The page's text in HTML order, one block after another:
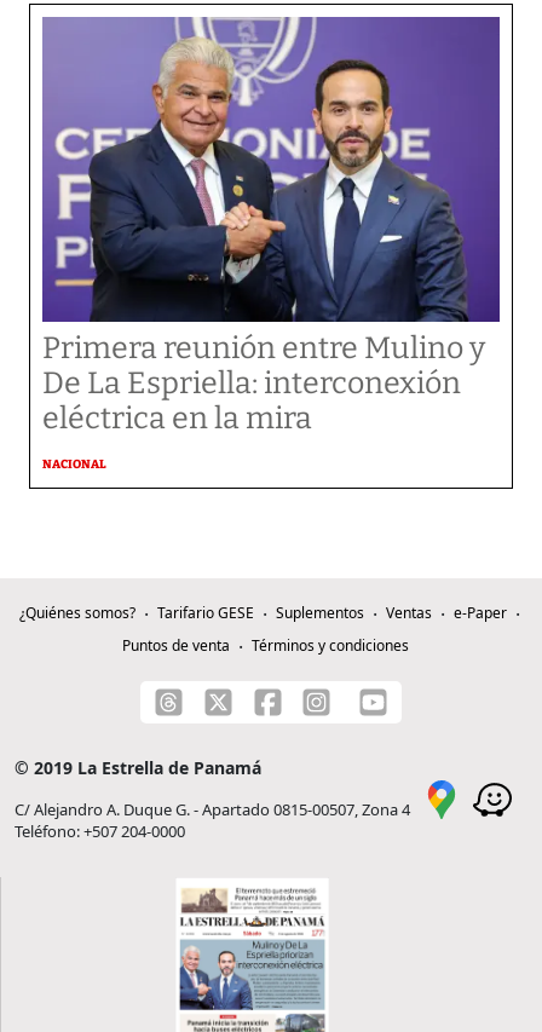
Primera reunión entre Mulino y
De La Espriella: interconexión
eléctrica en la mira
NACIONAL
¿Quiénes somos? Tarifario GESE Suplementos Ventas
e-Paper
Puntos de venta
Términos y condiciones
© 2019 La Estrella de Panamá
C/ Alejandro A. Duque G. - Apartado 0815-00507, Zona 4
Teléfono: +507 204-0000